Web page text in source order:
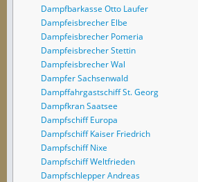
Dampfbarkasse Otto Laufer
Dampfeisbrecher Elbe
Dampfeisbrecher Pomeria
Dampfeisbrecher Stettin
Dampfeisbrecher Wal
Dampfer Sachsenwald
Dampffahrgastschiff St. Georg
Dampfkran Saatsee
Dampfschiff Europa
Dampfschiff Kaiser Friedrich
Dampfschiff Nixe
Dampfschiff Weltfrieden
Dampfschlepper Andreas